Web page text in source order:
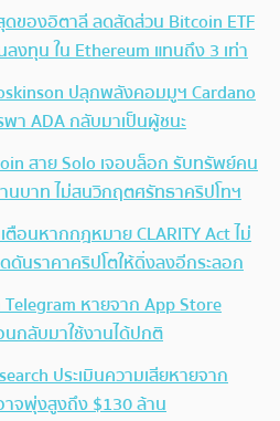
ของอิตาลี ลดสัดส่วน Bitcoin ETF
งทุน ใน Ethereum แทนถึง 3 เท่า
ปลุกพลังคอมมูฯ Cardano
า ADA กลับมาเป็นผู้ชนะ
สาย Solo เจอบล็อก รับทรัพย์คน
นบาท ไม่สนวิกฤตศรัทธาคริปโทฯ
ตือนหากกฎหมาย CLARITY Act ไม่
ดันราคาคริปโตให้ดิ่งลงอีกระลอก
หายจาก App Store
กลับมาใช้งานได้ปกติ
ประเมินความเสียหายจาก
าจพุ่งสูงถึง $130 ล้าน